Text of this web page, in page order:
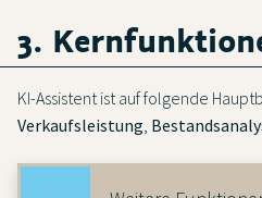
3.
KI-Assistent ist auf folgende
Verkaufsleistung